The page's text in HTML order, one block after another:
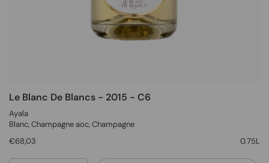
Le Blanc De Blancs - 2015 - C6
Ayala
Blanc, Champagne aoc,Champagne
€68,03
0.75L